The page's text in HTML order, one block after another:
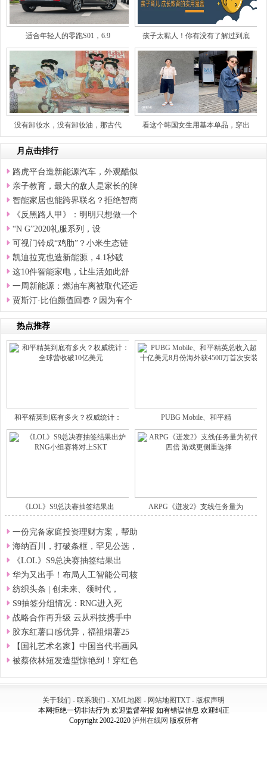
适合年轻人的零跑S01，6.9 孩子太黏人！你有没有了解过到底
没有卸妆水，没有卸妆油，那古代 看这个韩国女生用基本单品，穿出
月点击排行
路虎平台造新能源汽车，外观酷似
亲子教育，最大的敌人是家长的脾
智能家居也能跨界联名？拒绝智商
《反黑路人甲》：明明只想做一个
“N G”2020礼服系列，设
可视门铃成“鸡肋”？小米生态链
凯迪拉克也造新能源，4.1秒破
这10件智能家电，让生活如此舒
一周新能源：燃油车离被取代还远
贾斯汀·比伯颜值回春？因为有个
热点推荐
和平精英到底有多火？权威统计： PUBG Mobile、和平精
《LOL》S9总决赛抽签结果出 ARPG《迸发2》支线任务量为
一份完备家庭投资理财方案，帮助
海纳百川，打破条框，罕见公选，
《LOL》S9总决赛抽签结果出
华为又出手！布局人工智能公司核
纺织头条 | 创未来、领时代，
S9抽签分组情况：RNG进入死
战略合作再升级 云从科技携手中
胶东红薯口感优异，福祖烟薯25
【国礼艺术名家】中国当代书画风
被蔡依林短发造型惊艳到！穿红色
关于我们 - 联系我们 - XML地图 - 网站地图TXT- 版权声明
本网拒绝一切非法行为 欢迎监督举报 如有错误信息 欢迎纠正
Copyright 2002-2020 泸州在线网 版权所有